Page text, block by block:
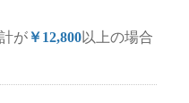
が￥12,800以上の場合